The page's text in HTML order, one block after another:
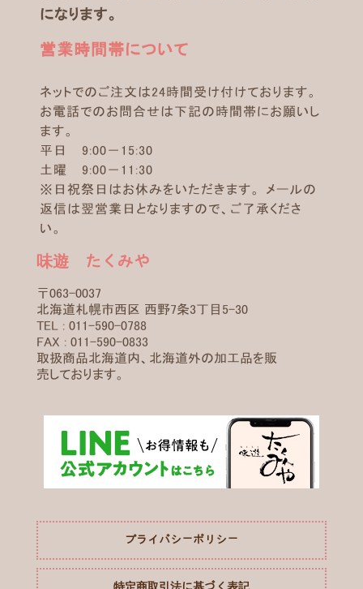
になります。
営業時間帯について
ネットでのご注文は24時間受け付けております。
お電話でのお問合せは下記の時間帯にお願いし
ます。
平日 9:00－15:30
土曜 9:00－11:30
※日祝祭日はお休みをいただきます。 メールの
返信は翌営業日となりますので、ご了承くださ
い。
味遊 たくみや
〒063-0037
北海道札幌市西区 西野7条3丁目5-30
TEL : 011-590-0788
FAX : 011-590-0833
取扱商品北海道内、北海道外の加工品を販
売しております。
プライバシーポリシー